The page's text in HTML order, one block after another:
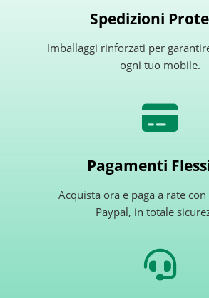
Spedizioni
Imballaggi rinforzati per
ogni tuo mobile.
Pagamenti
Acquista ora e paga a rate con
Paypal, in totale